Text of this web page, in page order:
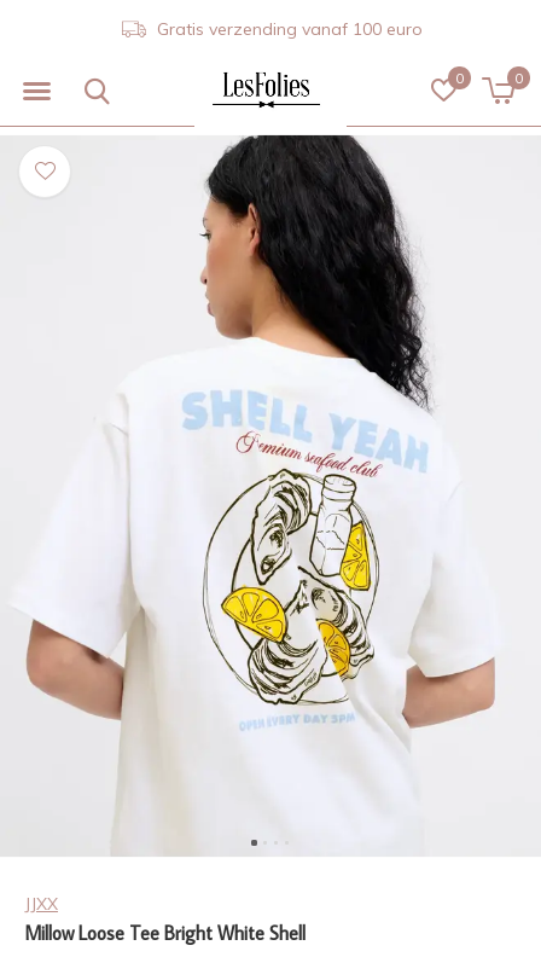
0 0
Gratis verzending vanaf 100 euro
JJXX
Millow Loose Tee Bright White Shell